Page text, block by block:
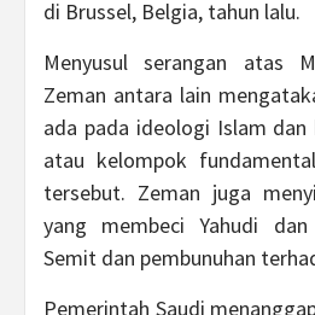
di Brussel, Belgia, tahun lalu.
Menyusul serangan atas
Zeman antara lain
ada pada ideologi Islam dan
atau kelompok
tersebut. Zeman juga
yang membeci Yahudi
Semit dan pembunuhan
Pemerintah Saudi